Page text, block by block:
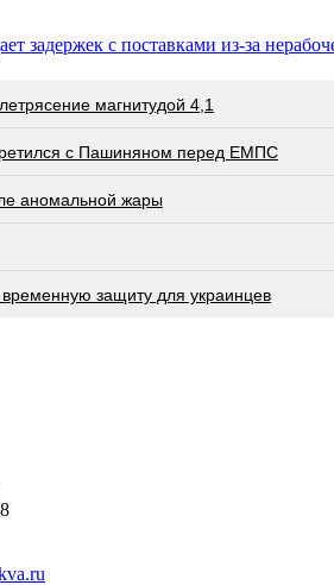
задержек с поставками из-за
магнитудой 4,1
с Пашиняном перед ЕМПС
аномальной жары
защиту для украинцев